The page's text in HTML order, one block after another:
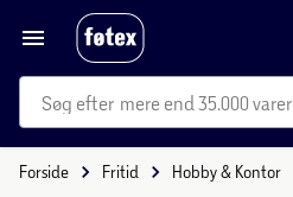
mere end 35.000 varer
Forside Fritid Hobby & Kontor